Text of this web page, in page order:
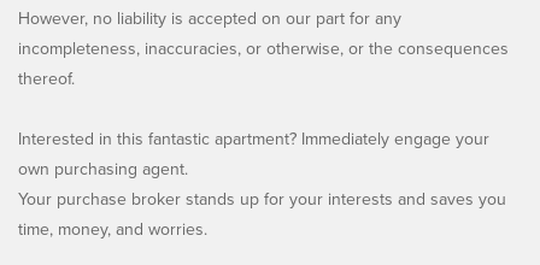
However, no liability is accepted on our part for any
incompleteness, inaccuracies, or otherwise, or the consequences
thereof.
Interested in this fantastic apartment? Immediately engage your
own purchasing agent.
Your purchase broker stands up for your interests and saves you
time, money, and worries.